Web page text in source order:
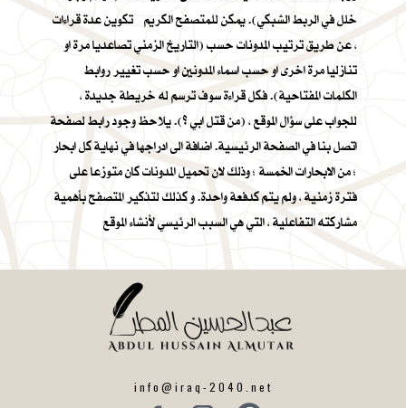
خلل في الربط الشبكي). يمكن للمتصفح الكريم تكوين عدة قراءات
، عن طريق ترتيب المدونات حسب (التاريخ الزمني تصاعديا مرة او
تنازليا مرة اخرى او حسب اسماء المدونين او حسب تغيير روابط
الكلمات المفتاحية). فكل قراءة سوف ترسم له خريطة جديدة ،
للجواب على سؤال الموقع ، (من قتل ابي ؟). يلاحظ وجود رابط لصفحة
اتصل بنا في الصفحة الرئيسية. اضافة الى ادراجها في نهاية كل ابحار
؛ من الابحارات الخمسة ؛ وذلك لان تحميل المدونات كان متوزعا على
فترة زمنية ، ولم يتم كدفعة واحدة. و كذلك لتذكير المتصفح بأهمية
مشاركته التفاعلية ، التي هي السبب الرئيسي لأنشاء الموقع
info@iraq-2040.net